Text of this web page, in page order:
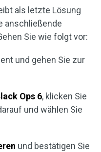
als letzte Lösung
anschließende
Sie wie folgt vor:
und gehen Sie zur
Ops 6, klicken Sie
und wählen Sie
und bestätigen Sie